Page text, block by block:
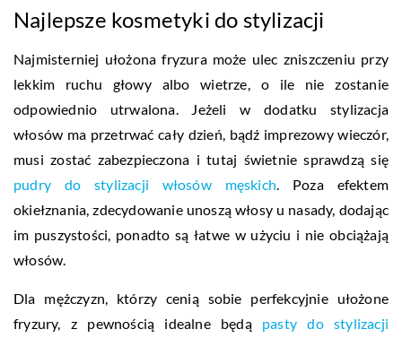
Najlepsze kosmetyki do stylizacji
Najmisterniej ułożona fryzura może ulec zniszczeniu przy
lekkim ruchu głowy albo wietrze, o ile nie zostanie
odpowiednio utrwalona. Jeżeli w dodatku stylizacja
włosów ma przetrwać cały dzień, bądź imprezowy wieczór,
musi zostać zabezpieczona i tutaj świetnie sprawdzą się
pudry do stylizacji włosów męskich. Poza efektem
okiełznania, zdecydowanie unoszą włosy u nasady, dodając
im puszystości, ponadto są łatwe w użyciu i nie obciążają
włosów.
Dla mężczyzn, którzy cenią sobie perfekcyjnie ułożone
fryzury, z pewnością idealne będą pasty do stylizacji